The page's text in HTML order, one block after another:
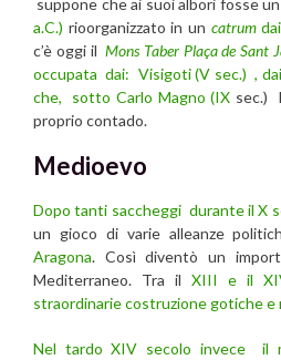
suppone che ai suoi albori fosse
a.C.) rioorganizzato in un catrum
c’è oggi ilMons Taber Plaça de Sant
occupata dai: Visigoti (V sec.) ,
che, sotto Carlo Magno (IX sec.)
proprio contado.
Medioevo
Dopo tanti saccheggi durante il X
un gioco di varie alleanze
Aragona. Così diventò un
Mediterraneo. Tra ilXIII e il
straordinarie costruzione gotiche e
Nel tardo XIV secolo invece il